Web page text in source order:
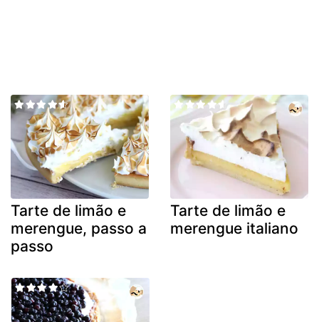
Tarte de limão e
merengue, passo a
passo
Tarte de limão e
merengue italiano